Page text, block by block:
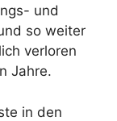
und
so weiter
verloren
Jahre.
in den